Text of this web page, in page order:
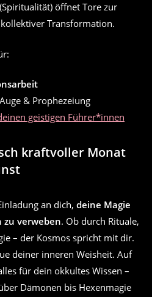
öffnet Tore zur
Transformation.
& Prophezeiung
geistigen Führer*innen
kraftvoller Monat
an dich, deine Magie
zu verweben. Ob durch Rituale,
– der Kosmos spricht mit dir.
deiner inneren Weisheit. Auf
für dein okkultes Wissen –
Dämonen bis Hexenmagie